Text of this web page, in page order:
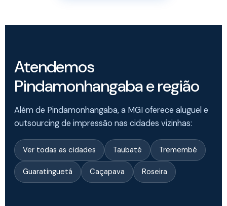
Atendemos
Pindamonhangaba e região
Além de Pindamonhangaba, a MGI oferece aluguel e
outsourcing de impressão nas cidades vizinhas:
Ver todas as cidades Taubaté Tremembé
Guaratinguetá Caçapava Roseira